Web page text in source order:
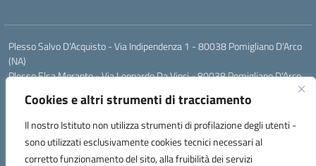
Cookies e altri strumenti di tracciamento
Il nostro Istituto non utilizza strumenti di profilazione degli utenti -
sono utilizzati esclusivamente cookies tecnici necessari al
corretto funzionamento del sito, alla fruibilità dei servizi
Plesso Salvo D'Acquisto - Via Indipendenza 1 - 80038 Pomigliano D'Arco
(NA)
Plesso Elsa Morante - Via Leonardo Da Vinci - 80038 Pomigliano D'Arco
Plesso Leone - Via Pascoli - 80038 Pomigliano D'Arco (NA)
Tel.:0813177304 - Mail: naic8g1003@istruzione.it - Pec:
Codice Univoco ufficio: UIECQ7